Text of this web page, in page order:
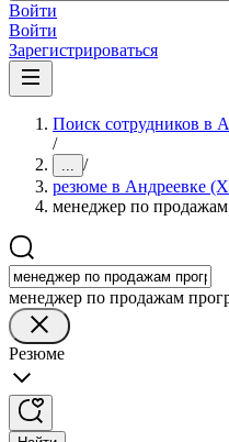
Войти
Войти
Зарегистрироваться
Поиск сотрудников в
/
... /
резюме в Андреевке
менеджер по
менеджер по продажам
Резюме